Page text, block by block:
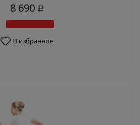
8 690 Р
В избранное